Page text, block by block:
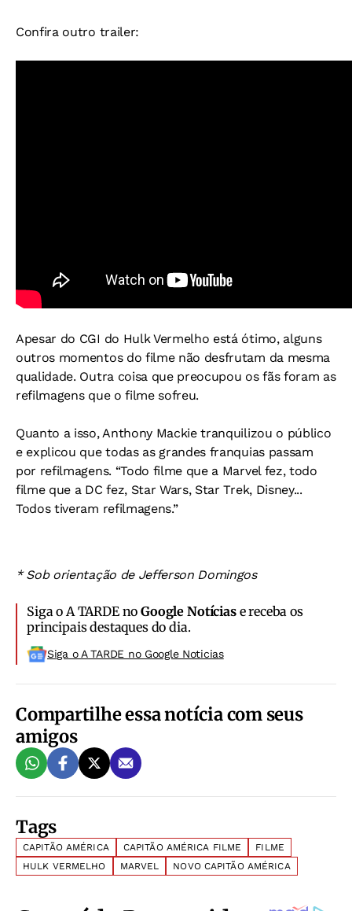
Confira outro trailer:
Apesar do CGI do Hulk Vermelho está ótimo, alguns
outros momentos do filme não desfrutam da mesma
qualidade. Outra coisa que preocupou os fãs foram as
refilmagens que o filme sofreu.
Quanto a isso, Anthony Mackie tranquilizou o público
e explicou que todas as grandes franquias passam
por refilmagens. “Todo filme que a Marvel fez, todo
filme que a DC fez, Star Wars, Star Trek, Disney...
Todos tiveram refilmagens.”
* Sob orientação de Jefferson Domingos
Siga o A TARDE noGoogle Notíciase receba os
principais destaques do dia.
Siga o A TARDE no Google Noticias
Compartilhe essa notícia com seus
amigos
Tags
CAPITÃO AMÉRICA CAPITÃO AMÉRICA FILME
FILME
HULK VERMELHO
MARVEL NOVO CAPITÃO AMÉRICA